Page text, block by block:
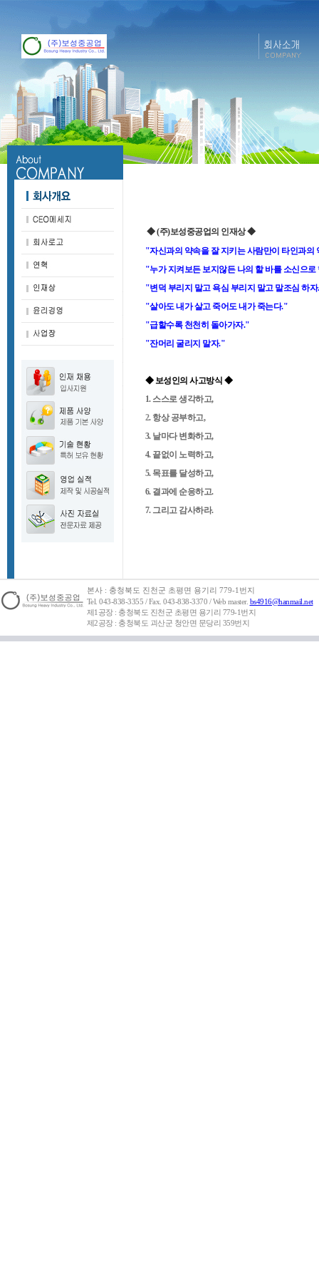
◆ (주)보성중공업의 인재상 ◆
"자신과의 약속을 잘 지키는 사람만이 타인과의
"누가 지켜보든 보지않든 나의 할 바를 소신으로
"변덕 부리지 말고 욕심 부리지 말고 말조심 하
"살아도 내가 살고 죽어도 내가 죽는다."
"급할수록 천천히 돌아가자."
"잔머리 굴리지 말자."
◆ 보성인의 사고방식 ◆
1. 스스로 생각하고,
2. 항상 공부하고,
3. 날마다 변화하고,
4. 끝없이 노력하고,
5. 목표를 달성하고,
6. 결과에 순응하고.
7. 그리고 감사하라.
본사 : 충청북도 진천군 초평면 용기리 779-1번지
Tel. 043-838-3355 / Fax. 043-838-3370 / Web master. bs4916@hanmail.net
제1공장 : 충청북도 진천군 초평면 용기리 779-1번지
제2공장 : 충청북도 괴산군 청안면 문당리 359번지